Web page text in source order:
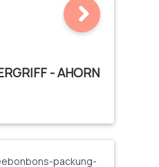
- AHORN
von 0 von 5 Sternen